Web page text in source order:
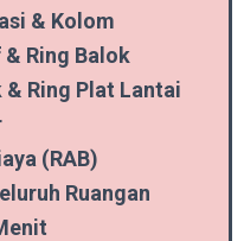
& Kolom
& Ring Balok
& Ring Plat Lantai
(RAB)
Ruangan